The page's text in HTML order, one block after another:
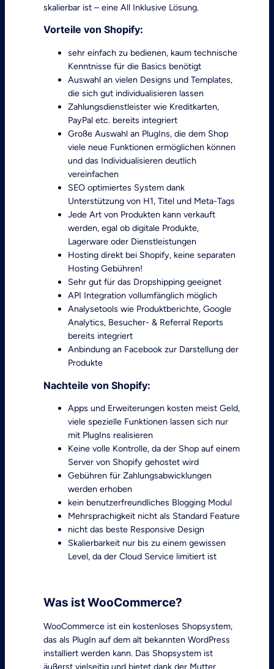
skalierbar ist – eine All Inklusive Lösung.
Vorteile von Shopify:
sehr einfach zu bedienen, kaum technische
Kenntnisse für die Basics benötigt
Auswahl an vielen Designs und Templates,
die sich gut individualisieren lassen
Zahlungsdienstleister wie Kreditkarten,
PayPal etc. bereits integriert
Große Auswahl an PlugIns, die dem Shop
viele neue Funktionen ermöglichen können
und das Individualisieren deutlich
vereinfachen
SEO optimiertes System dank
Unterstützung von H1, Titel und Meta-Tags
Jede Art von Produkten kann verkauft
werden, egal ob digitale Produkte,
Lagerware oder Dienstleistungen
Hosting direkt bei Shopify, keine separaten
Hosting Gebühren!
Sehr gut für das Dropshipping geeignet
API Integration vollumfänglich möglich
Analysetools wie Produktberichte, Google
Analytics, Besucher- & Referral Reports
bereits integriert
Anbindung an Facebook zur Darstellung der
Produkte
Nachteile von Shopify:
Apps und Erweiterungen kosten meist Geld,
viele spezielle Funktionen lassen sich nur
mit PlugIns realisieren
Keine volle Kontrolle, da der Shop auf einem
Server von Shopify gehostet wird
Gebühren für Zahlungsabwicklungen
werden erhoben
kein benutzerfreundliches Blogging Modul
Mehrsprachigkeit nicht als Standard Feature
nicht das beste Responsive Design
Skalierbarkeit nur bis zu einem gewissen
Level, da der Cloud Service limitiert ist
Was ist WooCommerce?
WooCommerce ist ein kostenloses Shopsystem,
das als PlugIn auf dem alt bekannten WordPress
installiert werden kann. Das Shopsystem ist
äußerst vielseitig und bietet dank der Mutter